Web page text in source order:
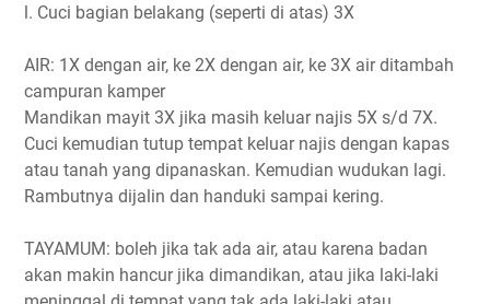
l. Cuci bagian belakang (seperti di atas) 3X
AIR: 1X dengan air, ke 2X dengan air, ke 3X air ditambah
campuran kamper
Mandikan mayit 3X jika masih keluar najis 5X s/d 7X.
Cuci kemudian tutup tempat keluar najis dengan kapas
atau tanah yang dipanaskan. Kemudian wudukan lagi.
Rambutnya dijalin dan handuki sampai kering.
TAYAMUM: boleh jika tak ada air, atau karena badan
akan makin hancur jika dimandikan, atau jika laki-laki